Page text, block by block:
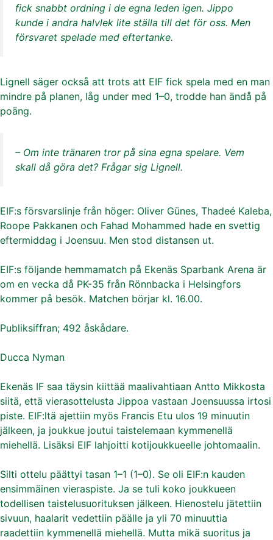
fick snabbt ordning i de egna leden igen. Jippo
kunde i andra halvlek lite ställa till det för oss. Men
försvaret spelade med eftertanke.
Lignell säger också att trots att EIF fick spela med en man
mindre på planen, låg under med 1–0, trodde han ändå på
poäng.
– Om inte tränaren tror på sina egna spelare. Vem
skall då göra det? Frågar sig Lignell.
EIF:s försvarslinje från höger: Oliver Günes, Thadeé Kaleba,
Roope Pakkanen och Fahad Mohammed hade en svettig
eftermiddag i Joensuu. Men stod distansen ut.
EIF:s följande hemmamatch på Ekenäs Sparbank Arena är
om en vecka då PK-35 från Rönnbacka i Helsingfors
kommer på besök. Matchen börjar kl. 16.00.
Publiksiffran; 492 åskådare.
Ducca Nyman
Ekenäs IF saa täysin kiittää maalivahtiaan Antto Mikkosta
siitä, että vierasottelusta Jippoa vastaan Joensuussa irtosi
piste. EIF:ltä ajettiin myös Francis Etu ulos 19 minuutin
jälkeen, ja joukkue joutui taistelemaan kymmenellä
miehellä. Lisäksi EIF lahjoitti kotijoukkueelle johtomaalin.
Silti ottelu päättyi tasan 1–1 (1–0). Se oli EIF:n kauden
ensimmäinen vieraspiste. Ja se tuli koko joukkueen
todellisen taistelusuorituksen jälkeen. Hienostelu jätettiin
sivuun, haalarit vedettiin päälle ja yli 70 minuuttia
raadettiin kymmenellä miehellä. Mutta mikä suoritus ja